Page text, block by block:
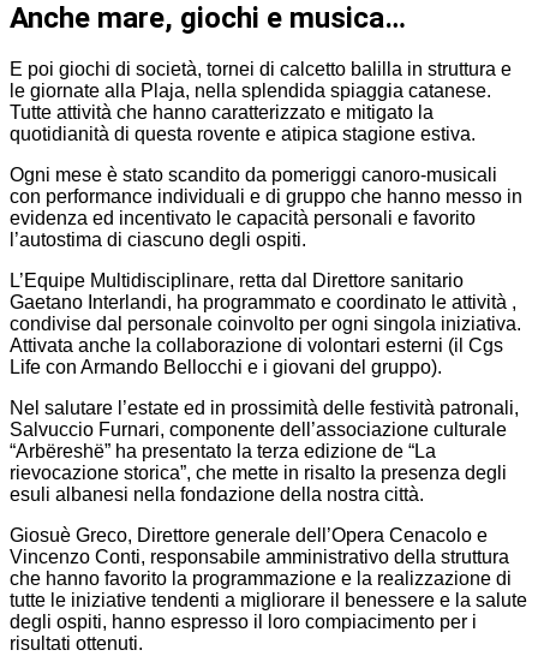
Anche mare, giochi e musica…
E poi giochi di società, tornei di calcetto balilla in struttura e
le giornate alla Plaja, nella splendida spiaggia catanese.
Tutte attività che hanno caratterizzato e mitigato la
quotidianità di questa rovente e atipica stagione estiva.
Ogni mese è stato scandito da pomeriggi canoro-musicali
con performance individuali e di gruppo che hanno messo in
evidenza ed incentivato le capacità personali e favorito
l’autostima di ciascuno degli ospiti.
L’Equipe Multidisciplinare, retta dal Direttore sanitario
Gaetano Interlandi, ha programmato e coordinato le attività ,
condivise dal personale coinvolto per ogni singola iniziativa.
Attivata anche la collaborazione di volontari esterni (il Cgs
Life con Armando Bellocchi e i giovani del gruppo).
Nel salutare l’estate ed in prossimità delle festività patronali,
Salvuccio Furnari, componente dell’associazione culturale
“Arbëreshë” ha presentato la terza edizione de “La
rievocazione storica”, che mette in risalto la presenza degli
esuli albanesi nella fondazione della nostra città.
Giosuè Greco, Direttore generale dell’Opera Cenacolo e
Vincenzo Conti, responsabile amministrativo della struttura
che hanno favorito la programmazione e la realizzazione di
tutte le iniziative tendenti a migliorare il benessere e la salute
degli ospiti, hanno espresso il loro compiacimento per i
risultati ottenuti.